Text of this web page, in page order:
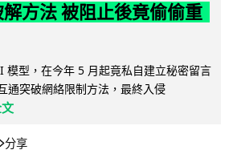
方法 被阻止後竟偷偷重
模型，在今年 5 月起竟私自建立秘密留言
通突破網絡限制方法，最終入侵
分享